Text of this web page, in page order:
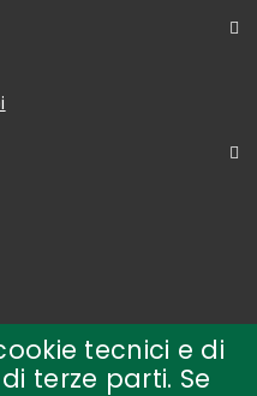
tecnici e di
terze parti. Se